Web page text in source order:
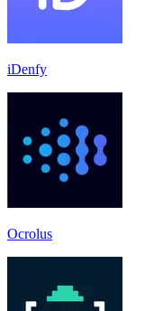
iDenfy
Ocrolus